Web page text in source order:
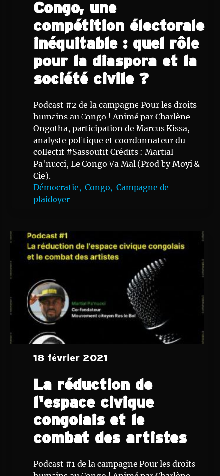
Congo, une
compétition électorale
inéquitable : quel rôle
pour la diaspora et la
société civile ?
Podcast #2 de la campagne Pour les droits
humains au Congo ! Animé par Charlène
Ongotha, participation de Marcus Kissa,
analyste politique et coordonnateur du
collectif #Sassoufit Crédits : Martial
Pa'nucci, Le Congo Va Mal (Prod by Moyi &
Cie).
Démocratie, Congo, Campagne de
plaidoyer
18 février 2021
La réduction de
l'espace civique
congolais et le
combat des artistes
Podcast #1 de la campagne Pour les droits